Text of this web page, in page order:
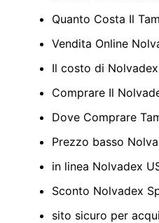
Quanto Costa Il
Vendita Online
Il costo di
Comprare Il
Dove Comprare
Prezzo basso
in linea Nolvadex
Sconto Nolvadex
sito sicuro per